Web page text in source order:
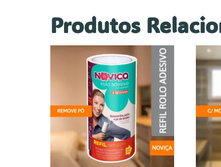
Produtos